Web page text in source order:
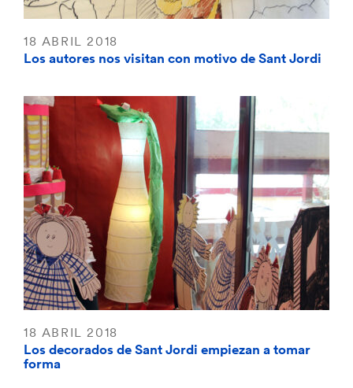
18 ABRIL 2018
Los autores nos visitan con motivo de Sant Jordi
18 ABRIL 2018
Los decorados de Sant Jordi empiezan a tomar
forma